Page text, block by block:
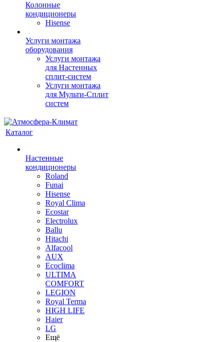
Колонные
кондиционеры
Hisense
Услуги монтажа
оборудования
Услуги монтажа
для Настенных
сплит-систем
Услуги монтажа
для Мульти-Сплит
систем
Каталог
Настенные
кондиционеры
Roland
Funai
Hisense
Royal Clima
Ecostar
Electrolux
Ballu
Hitachi
Alfacool
AUX
Ecoclima
ULTIMA
COMFORT
LEGION
Royal Terma
HIGH LIFE
Haier
LG
Ещё